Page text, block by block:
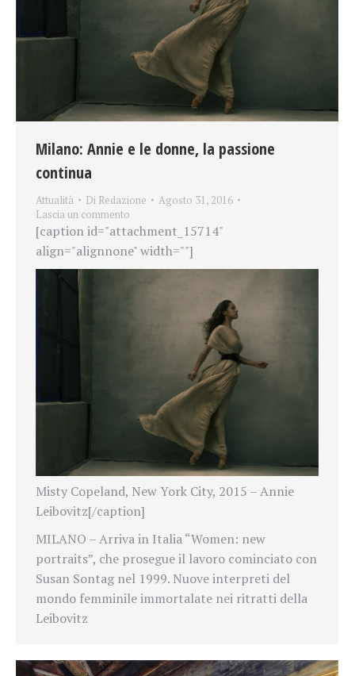
Milano: Annie e le donne, la passione
continua
Attualità Di Redazione
Agosto 31, 2016
Lascia un commento
[caption id="attachment_15714"
align="alignnone" width=""]
Misty Copeland, New York City, 2015 – Annie
Leibovitz[/caption]
MILANO – Arriva in Italia “Women: new
portraits”, che prosegue il lavoro cominciato con
Susan Sontag nel 1999. Nuove interpreti del
mondo femminile immortalate nei ritratti della
Leibovitz